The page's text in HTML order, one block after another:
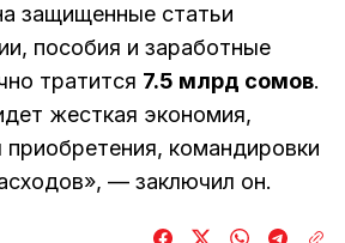
защищенные статьи
пособия и заработные
тратится 7.5 млрд сомов.
жесткая экономия,
приобретения, командировки
— заключил он.